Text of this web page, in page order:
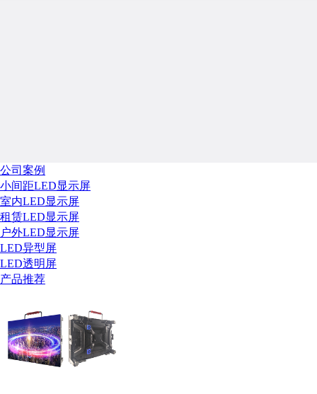
公司案例
小间距LED显示屏
室内LED显示屏
租赁LED显示屏
户外LED显示屏
LED异型屏
LED透明屏
产品推荐